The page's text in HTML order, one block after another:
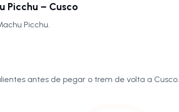
Picchu – Cusco
Picchu.
antes de pegar o trem de volta a Cusco.